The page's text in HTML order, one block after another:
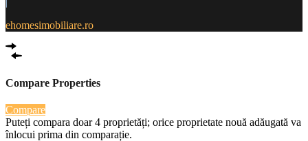
ehomesimobiliare.ro
Compare Properties
Compare
Puteți compara doar 4 proprietăți; orice proprietate nouă adăugată va
înlocui prima din comparație.